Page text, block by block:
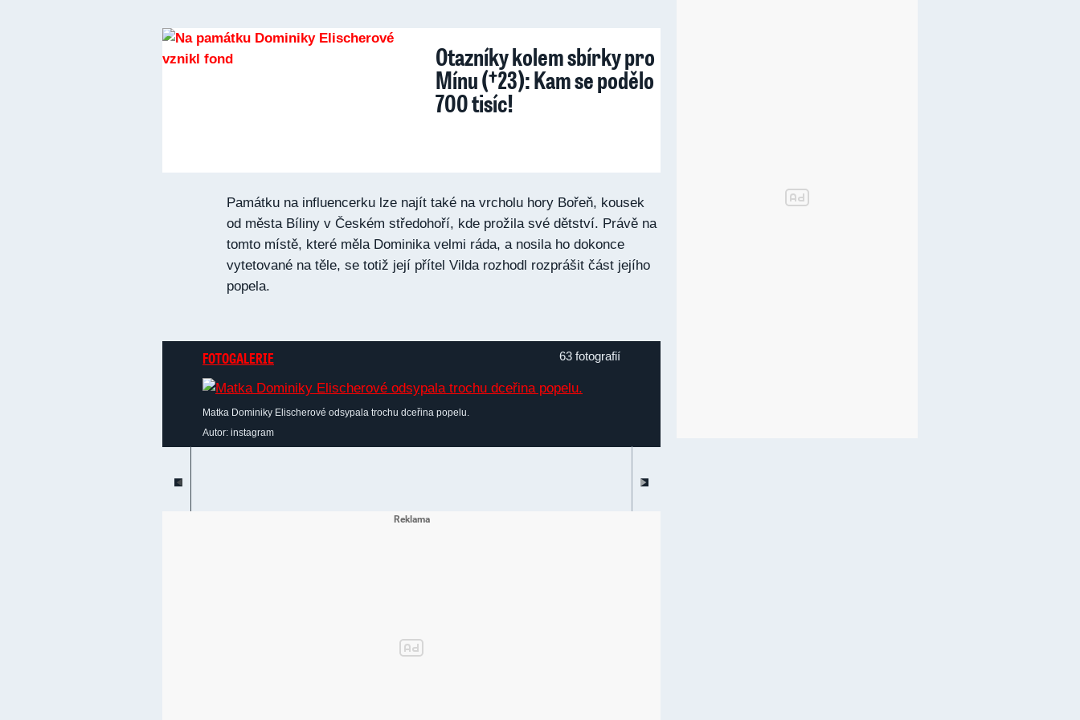
Otazníky kolem sbírky pro
Mínu (†23): Kam se podělo
700 tisíc!
Památku na influencerku lze najít také na vrcholu hory Bořeň, kousek
od města Bíliny v Českém středohoří, kde prožila své dětství. Právě na
tomto místě, které měla Dominika velmi ráda, a nosila ho dokonce
vytetované na těle, se totiž její přítel Vilda rozhodl rozprášit část jejího
popela.
FOTOGALERIE 63 fotografií
Matka Dominiky Elischerové odsypala trochu dceřina popelu.
Autor: instagram